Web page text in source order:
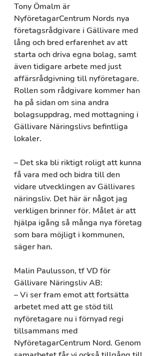
Tony Ömalm är
NyföretagarCentrum Nords nya
företagsrådgivare i Gällivare med
lång och bred erfarenhet av att
starta och driva egna bolag, samt
även tidigare arbete med just
affärsrådgivning till nyföretagare.
Rollen som rådgivare kommer han
ha på sidan om sina andra
bolagsuppdrag, med mottagning i
Gällivare Näringslivs befintliga
lokaler.
– Det ska bli riktigt roligt att kunna
få vara med och bidra till den
vidare utvecklingen av Gällivares
näringsliv. Det här är något jag
verkligen brinner för. Målet är att
hjälpa igång så många nya företag
som bara möjligt i kommunen,
säger han.
Malin Paulusson, tf VD för
Gällivare Näringsliv AB:
– Vi ser fram emot att fortsätta
arbetet med att ge stöd till
nyföretagare nu i förnyad regi
tillsammans med
NyföretagarCentrum Nord. Genom